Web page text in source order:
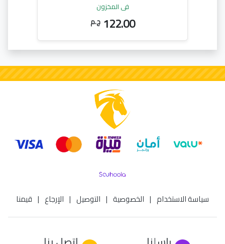
في المخزون
122.00 ج.م
سياسة الاستخدام | الخصوصية | التوصيل | الإرجاع | قيمنا